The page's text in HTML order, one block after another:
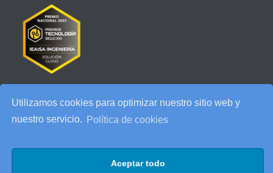
Utilizamos cookies para optimizar nuestro sitio web y
nuestro servicio.
Política de cookies
Aceptar todo
IA de ESADE
25 años de IEAISA: una celebración para recordar